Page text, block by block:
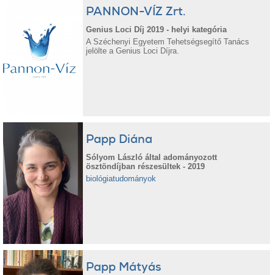
PANNON-VÍZ Zrt.
Genius Loci Díj 2019 - helyi kategória
A Széchenyi Egyetem Tehetségsegítő Tanács
jelölte a Genius Loci Díjra.
Papp Diána
Sólyom László által adományozott
ösztöndíjban részesültek - 2019
biológiatudományok
Papp Mátyás